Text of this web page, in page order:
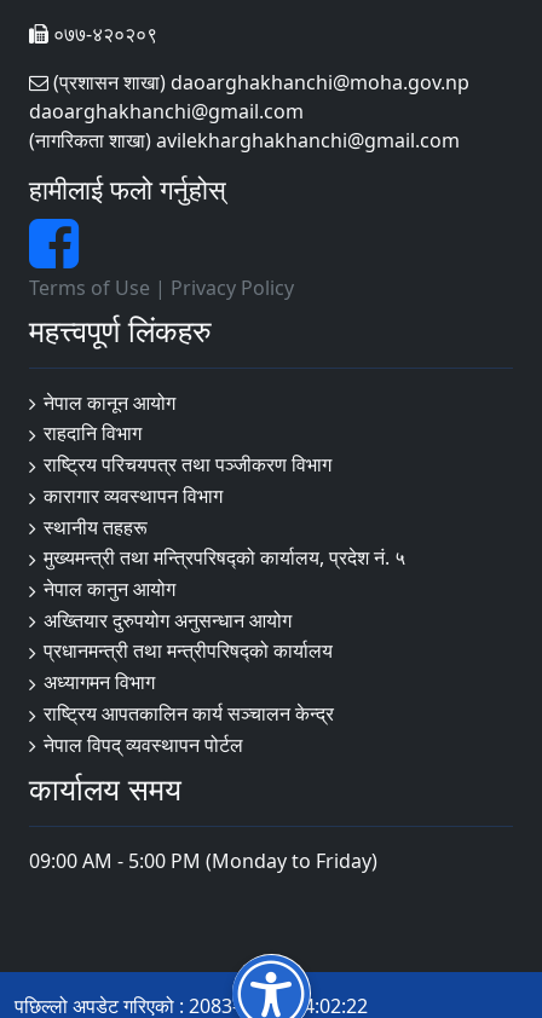
०७७-४२०२०९
(प्रशासन शाखा) daoarghakhanchi@moha.gov.np
daoarghakhanchi@gmail.com
(नागरिकता शाखा) avilekharghakhanchi@gmail.com
हामीलाई फलो गर्नुहोस्
Terms of Use | Privacy Policy
महत्त्वपूर्ण लिंकहरु
नेपाल कानून आयोग
राहदानि विभाग
राष्ट्रिय परिचयपत्र तथा पञ्जीकरण विभाग
कारागार व्यवस्थापन विभाग
स्थानीय तहहरू
मुख्यमन्त्री तथा मन्त्रिपरिषद्को कार्यालय, प्रदेश नं. ५
नेपाल कानुन आयोग
अख्तियार दुरुपयोग अनुसन्धान आयोग
प्रधानमन्त्री तथा मन्त्रीपरिषद्को कार्यालय
अध्यागमन विभाग
राष्ट्रिय आपतकालिन कार्य सञ्चालन केन्द्र
नेपाल विपद् व्यवस्थापन पोर्टल
कार्यालय समय
09:00 AM - 5:00 PM (Monday to Friday)
पछिल्लो अपडेट गरिएको : 2083-04-14 14:02:22